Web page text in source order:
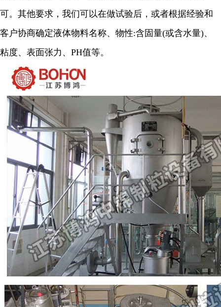
可。其他要求，我们可以在做试验后，或者根据经验和
客户协商确定液体物料名称、物性:含固量(或含水量)、
粘度、表面张力、 PH值等。